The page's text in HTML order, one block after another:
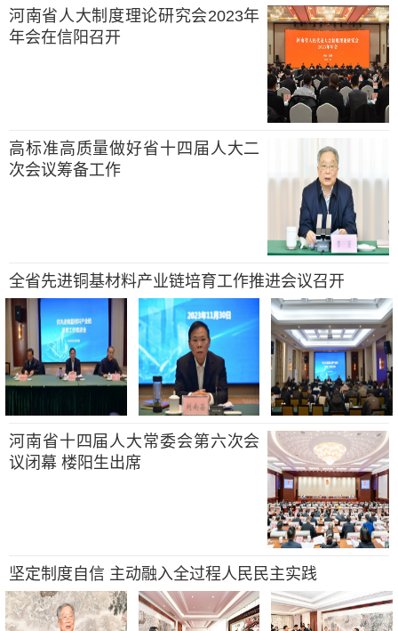
河南省人大制度理论研究会2023年
年会在信阳召开
高标准高质量做好省十四届人大二
次会议筹备工作
全省先进铜基材料产业链培育工作推进会议召开
河南省十四届人大常委会第六次会
议闭幕 楼阳生出席
坚定制度自信 主动融入全过程人民民主实践